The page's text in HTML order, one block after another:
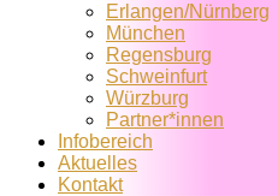
Erlangen/Nürnberg
München
Regensburg
Schweinfurt
Würzburg
Partner*innen
Infobereich
Aktuelles
Kontakt